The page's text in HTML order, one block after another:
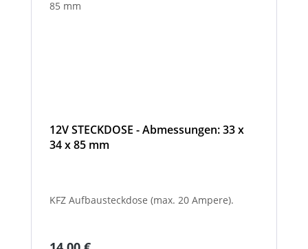
12V STECKDOSE - Abmessungen: 33 x
34 x 85 mm
KFZ Aufbausteckdose (max. 20 Ampere).